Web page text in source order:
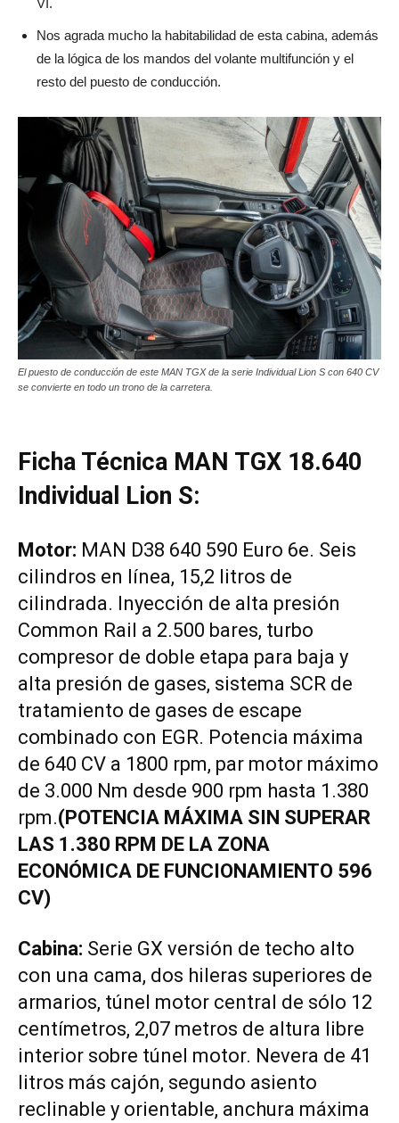
Nos agrada mucho la habitabilidad de esta cabina, además
de la lógica de los mandos del volante multifunción y el
resto del puesto de conducción.
El puesto de conducción de este MAN TGX de la serie Individual Lion S con 640 CV
se convierte en todo un trono de la carretera.
Ficha Técnica MAN TGX 18.640
Individual Lion S:
Motor: MAN D38 640 590 Euro 6e. Seis
cilindros en línea, 15,2 litros de
cilindrada. Inyección de alta presión
Common Rail a 2.500 bares, turbo
compresor de doble etapa para baja y
alta presión de gases, sistema SCR de
tratamiento de gases de escape
combinado con EGR. Potencia máxima
de 640 CV a 1800 rpm, par motor máximo
de 3.000 Nm desde 900 rpm hasta 1.380
rpm.(POTENCIA MÁXIMA SIN SUPERAR
LAS 1.380 RPM DE LA ZONA
ECONÓMICA DE FUNCIONAMIENTO 596
CV)
Cabina: Serie GX versión de techo alto
con una cama, dos hileras superiores de
armarios, túnel motor central de sólo 12
centímetros, 2,07 metros de altura libre
interior sobre túnel motor. Nevera de 41
litros más cajón, segundo asiento
reclinable y orientable, anchura máxima